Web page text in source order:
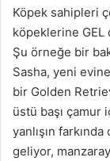
Köpek sahipleri
köpeklerine GEL
Şu örneğe bir
Sasha, yeni
bir Golden
üstü başı çamur
yanlışın
geliyor,